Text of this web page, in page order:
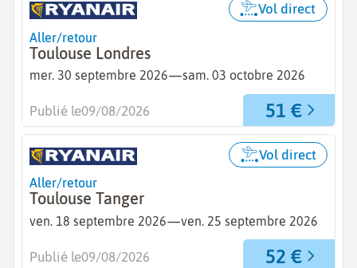
Aller/retour
Toulouse Londres
mer. 30 septembre 2026—sam. 03 octobre 2026
Vol direct
51 €
Publié le09/08/2026
Aller/retour
Toulouse Tanger
ven. 18 septembre 2026—ven. 25 septembre 2026
Vol direct
52 €
Publié le09/08/2026